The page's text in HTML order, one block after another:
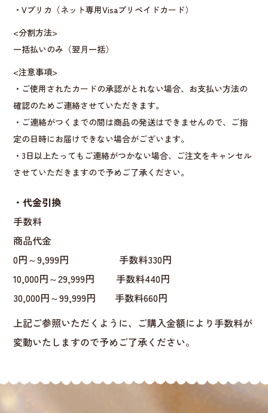
・Vプリカ（ネット専用Visaプリペイドカード）
<分割方法>
一括払いのみ（翌月一括）
<注意事項>
・ご使用されたカードの承認がとれない場合、お支払い方法の
確認のためご連絡させていただきます。
・ご連絡がつくまでの間は商品の発送はできませんので、ご指
定の日時にお届けできない場合がございます。
・3日以上たってもご連絡がつかない場合、ご注文をキャンセル
させていただきますので予めご了承ください。
・代金引換
手数料
商品代金
0円～9,999円 手数料330円
10,000円～29,999円 手数料440円
30,000円～99,999円 手数料660円
上記ご参照いただくように、ご購入金額により手数料が
変動いたしますので予めご了承ください。